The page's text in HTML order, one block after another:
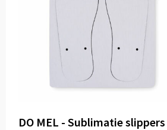
DO MEL - Sublimatie